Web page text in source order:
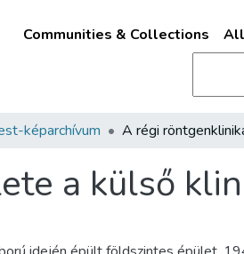
Communities & Collections
képarchívum
a külső